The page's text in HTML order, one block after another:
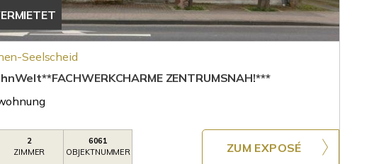
Seelscheid
ZENTRUMSNAH!***
2
ZIMMER
6061
OBJEKTNUMMER
ZUM EXPOSÉ